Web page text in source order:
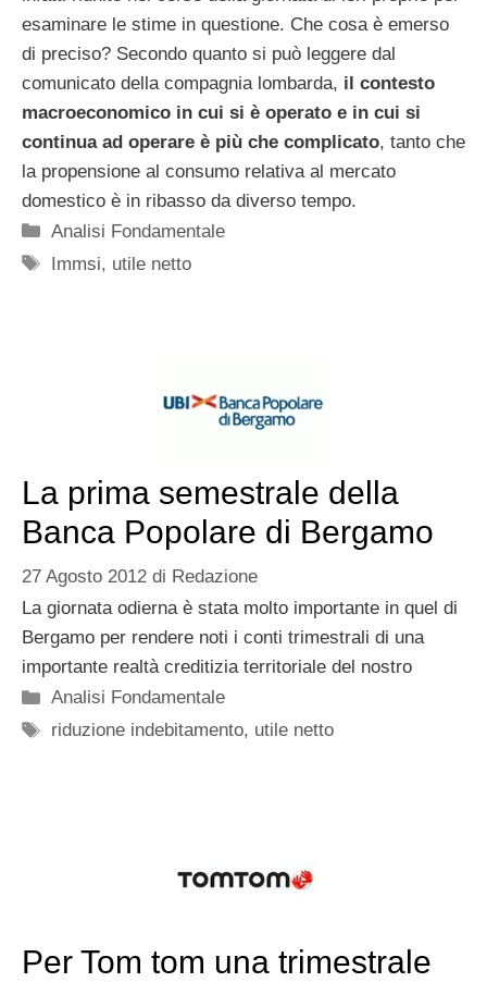
esaminare le stime in questione. Che cosa è emerso
di preciso? Secondo quanto si può leggere dal
comunicato della compagnia lombarda, il contesto
macroeconomico in cui si è operato e in cui si
continua ad operare è più che complicato, tanto che
la propensione al consumo relativa al mercato
domestico è in ribasso da diverso tempo.
Categorie
Analisi Fondamentale
Tag
Immsi, utile netto
La prima semestrale della
Banca Popolare di Bergamo
27 Agosto 2012 di Redazione
La giornata odierna è stata molto importante in quel di
Bergamo per rendere noti i conti trimestrali di una
importante realtà creditizia territoriale del nostro
Categorie
Analisi Fondamentale
Tag
riduzione indebitamento, utile netto
Per Tom tom una trimestrale